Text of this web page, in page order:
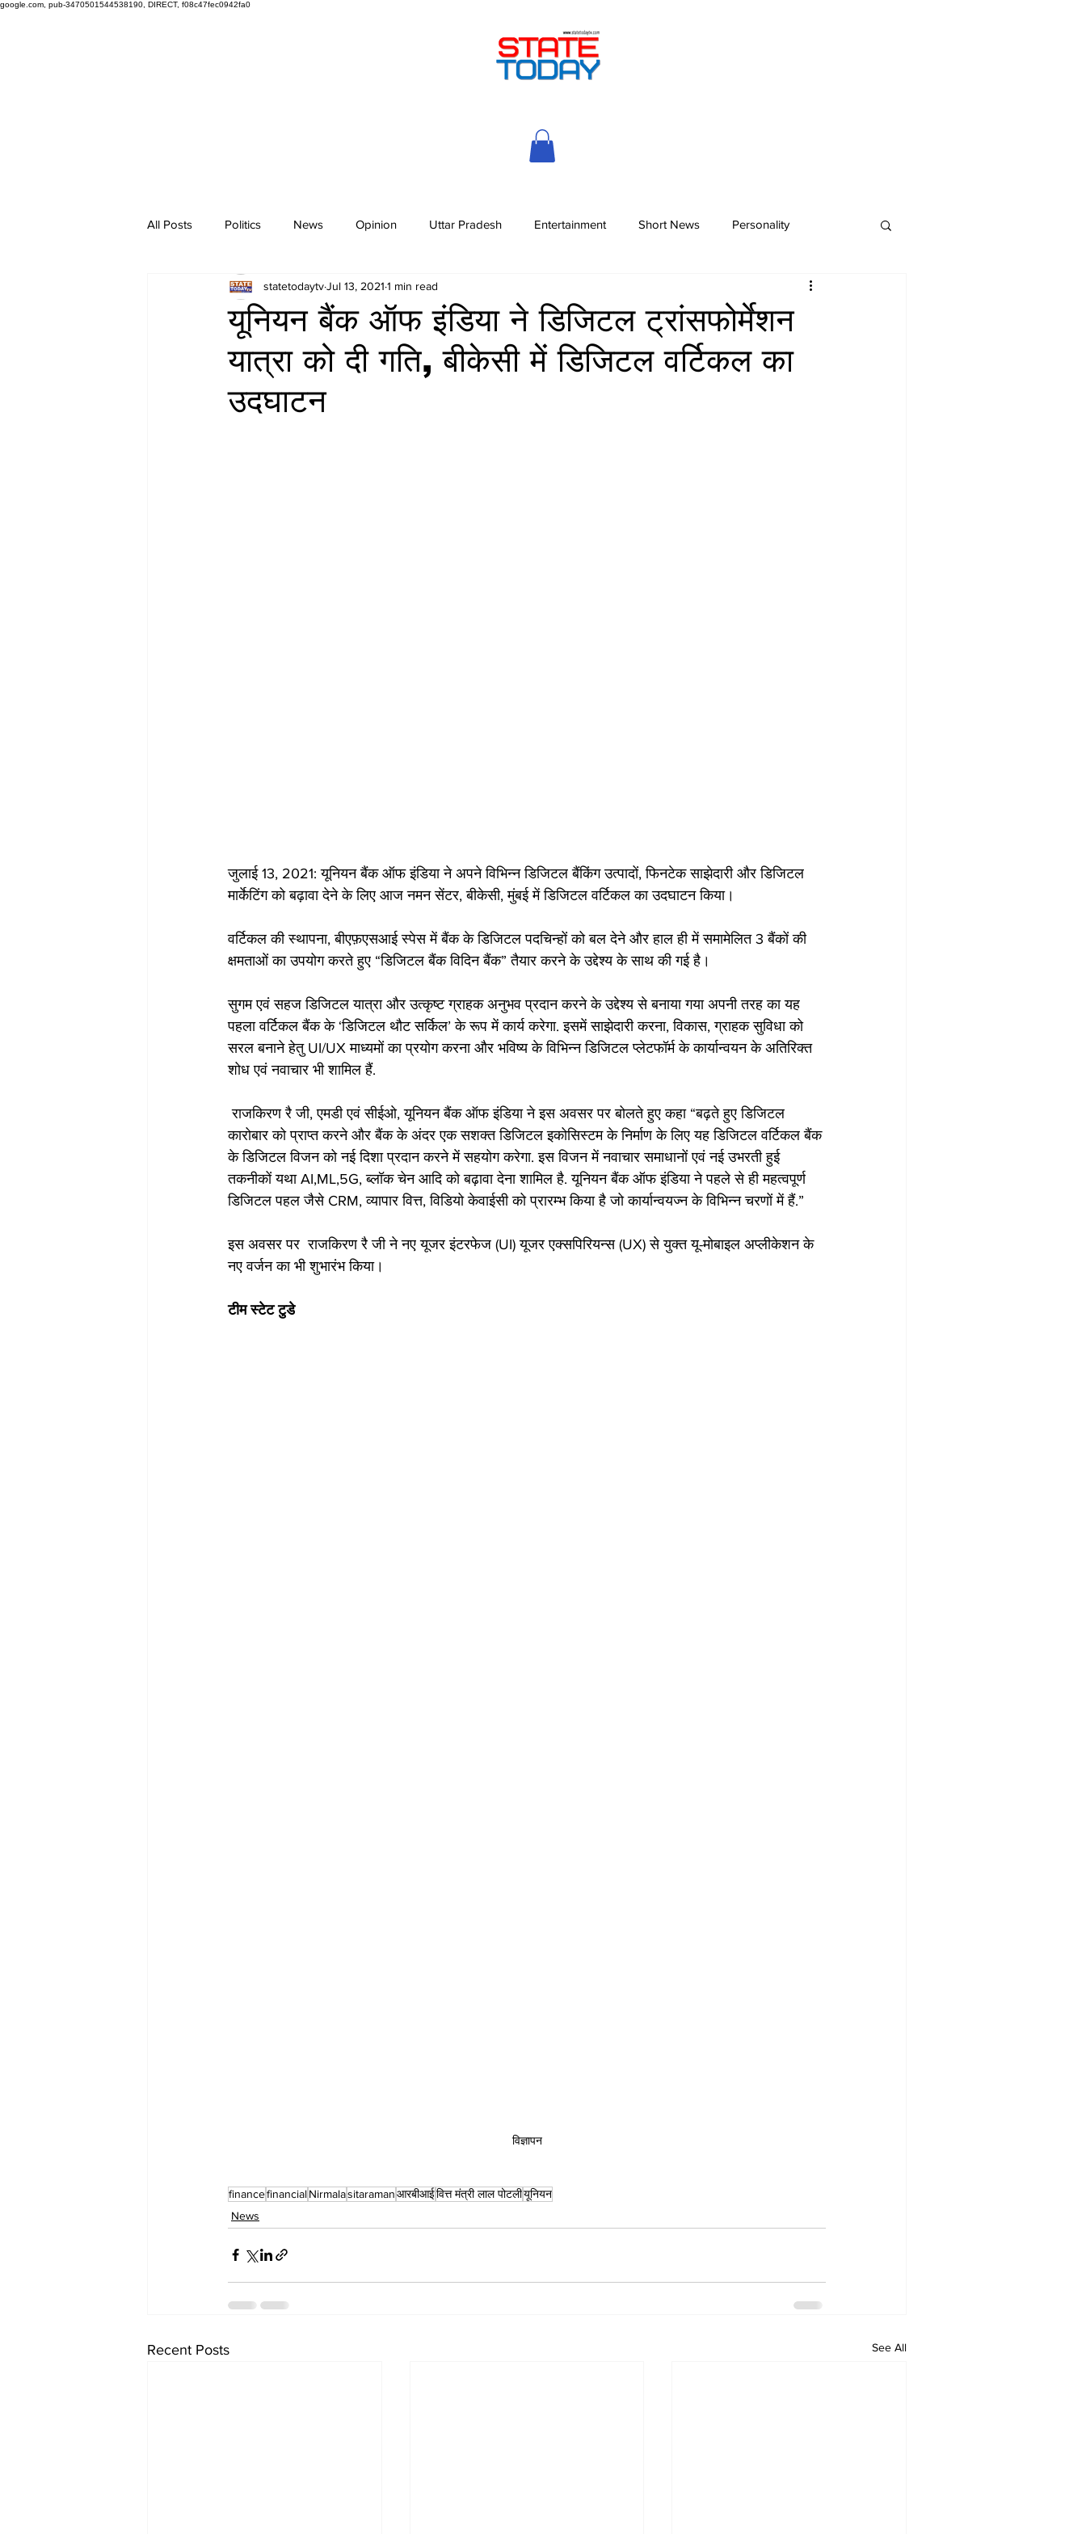
google.com, pub-3470501544538190, DIRECT, f08c47fec0942fa0
All Posts Politics News Opinion Uttar Pradesh Entertainment Short News Personality
यूनियन बैंक ऑफ इंडिया ने डिजिटल ट्रांसफोर्मेशन
यात्रा को दी गति, बीकेसी में डिजिटल वर्टिकल का
उदघाटन
statetodaytvJul 13, 2021 1 min read
जुलाई 13, 2021: यूनियन बैंक ऑफ इंडिया ने अपने विभिन्न डिजिटल बैंकिंग उत्पादों, फिनटेक साझेदारी और डिजिटल
मार्केटिंग को बढ़ावा देने के लिए आज नमन सेंटर, बीकेसी, मुंबई में डिजिटल वर्टिकल का उदघाटन किया।
वर्टिकल की स्थापना, बीएफ़एसआई स्पेस में बैंक के डिजिटल पदचिन्हों को बल देने और हाल ही में समामेलित 3 बैंकों की
क्षमताओं का उपयोग करते हुए “डिजिटल बैंक विदिन बैंक” तैयार करने के उद्देश्य के साथ की गई है।
सुगम एवं सहज डिजिटल यात्रा और उत्कृष्ट ग्राहक अनुभव प्रदान करने के उद्देश्य से बनाया गया अपनी तरह का यह
पहला वर्टिकल बैंक के ‘डिजिटल थौट सर्किल’ के रूप में कार्य करेगा. इसमें साझेदारी करना, विकास, ग्राहक सुविधा को
सरल बनाने हेतु UI/UX माध्यमों का प्रयोग करना और भविष्य के विभिन्न डिजिटल प्लेटफॉर्म के कार्यान्वयन के अतिरिक्त
शोध एवं नवाचार भी शामिल हैं.
राजकिरण रै जी, एमडी एवं सीईओ, यूनियन बैंक ऑफ इंडिया ने इस अवसर पर बोलते हुए कहा “बढ़ते हुए डिजिटल
कारोबार को प्राप्त करने और बैंक के अंदर एक सशक्त डिजिटल इकोसिस्टम के निर्माण के लिए यह डिजिटल वर्टिकल बैंक
के डिजिटल विजन को नई दिशा प्रदान करने में सहयोग करेगा. इस विजन में नवाचार समाधानों एवं नई उभरती हुई
तकनीकों यथा AI,ML,5G, ब्लॉक चेन आदि को बढ़ावा देना शामिल है. यूनियन बैंक ऑफ इंडिया ने पहले से ही महत्वपूर्ण
डिजिटल पहल जैसे CRM, व्यापार वित्त, विडियो केवाईसी को प्रारम्भ किया है जो कार्यान्वयज्न के विभिन्न चरणों में हैं.”
इस अवसर पर  राजकिरण रै जी ने नए यूजर इंटरफेज (UI) यूजर एक्सपिरियन्स (UX) से युक्त यू-मोबाइल अप्लीकेशन के
नए वर्जन का भी शुभारंभ किया।
टीम स्टेट टुडे
विज्ञापन
financefinancialNirmalasitaramanआरबीआईवित्त मंत्री लाल पोटलीयूनियन
News
Recent Posts See All